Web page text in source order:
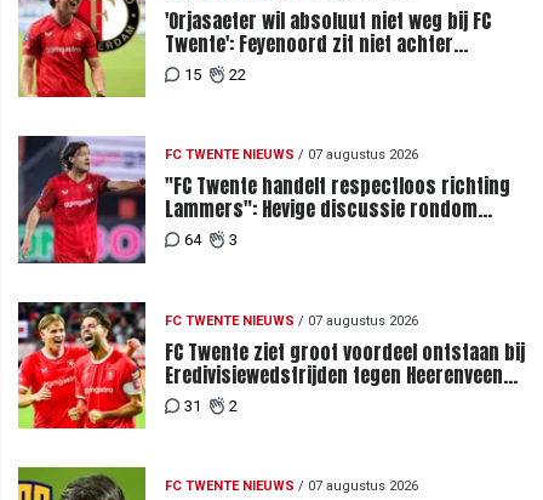
'Orjasaeter wil absoluut niet weg bij FC
Twente': Feyenoord zit niet achter
recordbod
15 22
FC TWENTE NIEUWS / 07 augustus 2026
"FC Twente handelt respectloos richting
Lammers": Hevige discussie rondom
degradatie tot derde spits
64 3
FC TWENTE NIEUWS / 07 augustus 2026
FC Twente ziet groot voordeel ontstaan bij
Eredivisiewedstrijden tegen Heerenveen
en PEC Zwolle
31 2
FC TWENTE NIEUWS / 07 augustus 2026